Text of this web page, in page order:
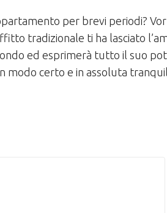
per brevi periodi?
tradizionale ti ha lasciato
ed esprimerà tutto il suo
modo certo e in assoluta